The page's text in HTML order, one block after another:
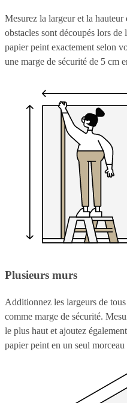
Mesurez la largeur et la
obstacles sont découpés lors
papier peint exactement selon
une marge de sécurité de 5 cm
Plusieurs murs
Additionnez les largeurs de
comme marge de sécurité.
le plus haut et ajoutez
papier peint en un seul